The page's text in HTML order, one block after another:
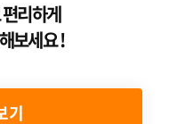
리하게
보세요 !
기